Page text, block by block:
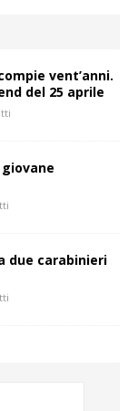
vent’anni.
del 25 aprile
due carabinieri